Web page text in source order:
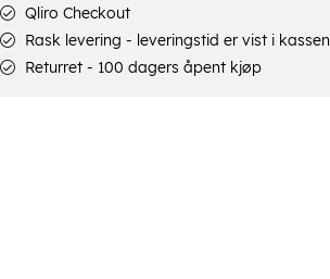
Qliro Checkout
Rask levering - leveringstid er vist i kassen
Returret - 100 dagers åpent kjøp